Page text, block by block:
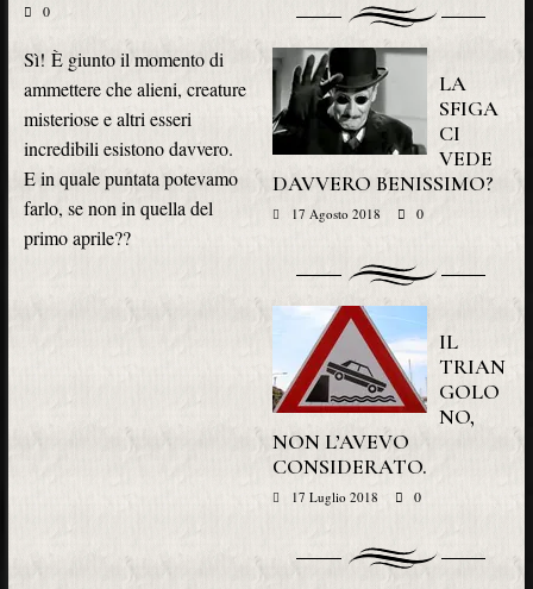
0
Sì! È giunto il momento di
ammettere che alieni, creature
misteriose e altri esseri
incredibili esistono davvero.
E in quale puntata potevamo
farlo, se non in quella del
primo aprile??
LA
SFIGA
CI
VEDE
DAVVERO BENISSIMO?
17 Agosto 2018 0
IL
TRIAN
GOLO
NO,
NON L’AVEVO
CONSIDERATO.
17 Luglio 2018 0